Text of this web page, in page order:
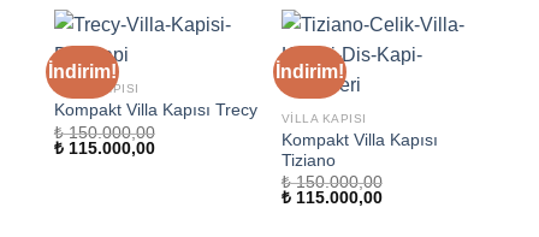
İndirim!
VILLA KAPISI
Kompakt Villa Kapısı Trecy
₺150.000,00
Orijinal
₺115.000,00Şu
İndirim!
VILLA KAPISI
Kompakt Villa Kapısı
Tiziano
₺150.000,00
Orijinal
₺115.000,00Şu